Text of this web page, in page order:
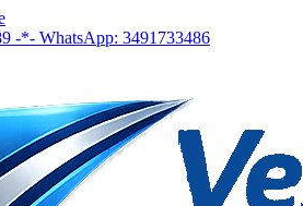
-*- WhatsApp: 3491733486